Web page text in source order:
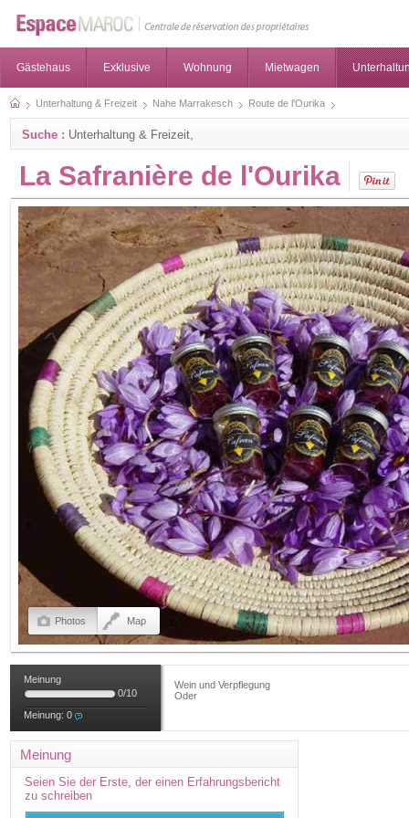
Gästehaus Exklusive Wohnung Mietwagen
Unterhaltung & Freizeit Nahe Marrakesch Route de l'Ourika
Suche : Unterhaltung & Freizeit,
La Safranière de l'Ourika
Photos Map
Meinung
0/10
Meinung: 0
Wein und Verpflegung
Oder
Meinung
Seien Sie der Erste, der einen Erfahrungsbericht
zu schreiben